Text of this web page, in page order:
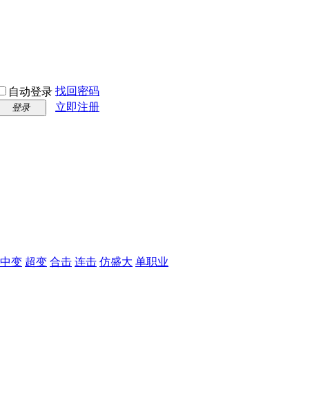
自动登录 找回密码
登录
立即注册
中变 超变 合击 连击 仿盛大 单职业